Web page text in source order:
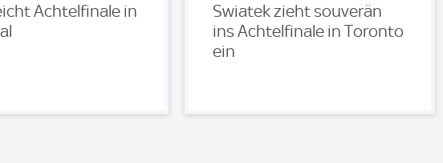
Achtelfinale in
Swiatek zieht souverän
ins Achtelfinale in Toronto
ein